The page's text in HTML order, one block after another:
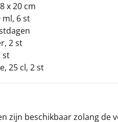
x 20 cm
ml, 6 st
2 st
st
25 cl, 2 st
zijn beschikbaar zolang